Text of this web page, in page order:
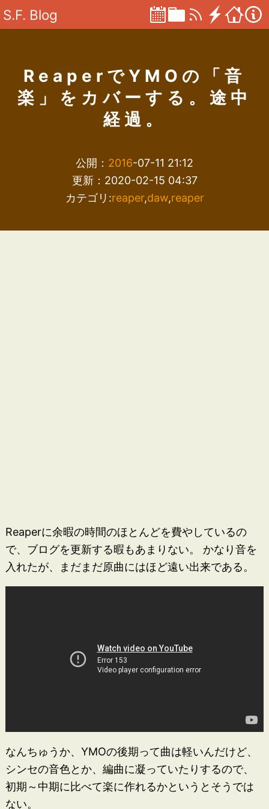
S.F. Blog
ReaperでYMOの「音
楽」をカバーする。途中
経過。
公開： 2016-07-11 21:12
更新：2020-02-15 04:37
カテゴリ:reaper,daw,reaper
Reaperに余暇の時間のほとんどを費やしているの
で、ブログを更新する暇もあまりない。 かなり音を
入れたが、まだまだ原曲にはほど遠い出来である。
なんちゅうか、YMOの後期って曲は軽いんだけど、
シンセの音色とか、編曲に凝っていたりするので、
初期～中期に比べて楽に作れるかというとそうでは
ない。